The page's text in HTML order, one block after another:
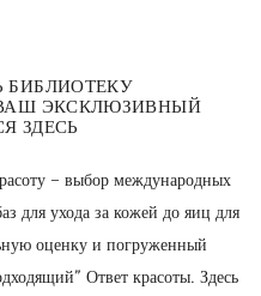
БИБЛИОТЕКУ
ЭКСКЛЮЗИВНЫЙ
ЗДЕСЬ
– выбор международных
для ухода за кожей до яиц для
оценку и погруженный
Ответ красоты. Здесь